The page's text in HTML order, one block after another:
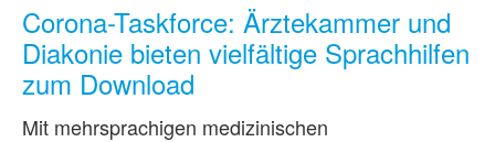
Corona-Taskforce: Ärztekammer und
Diakonie bieten vielfältige Sprachhilfen
zum Download
Mit mehrsprachigen medizinischen